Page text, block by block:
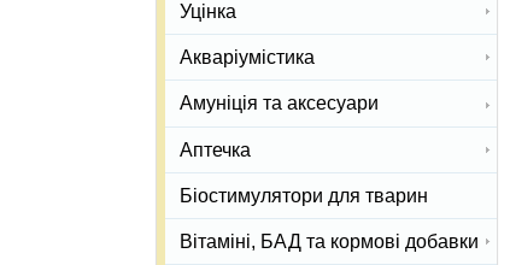
Уцінка
Акваріумістика
Амуніція та аксесуари
Аптечка
Біостимулятори для тварин
Вітаміні, БАД та кормові добавки